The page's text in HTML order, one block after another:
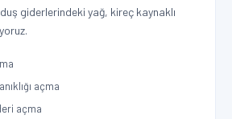
giderlerindeki yağ, kireç kaynaklı
açma
açma